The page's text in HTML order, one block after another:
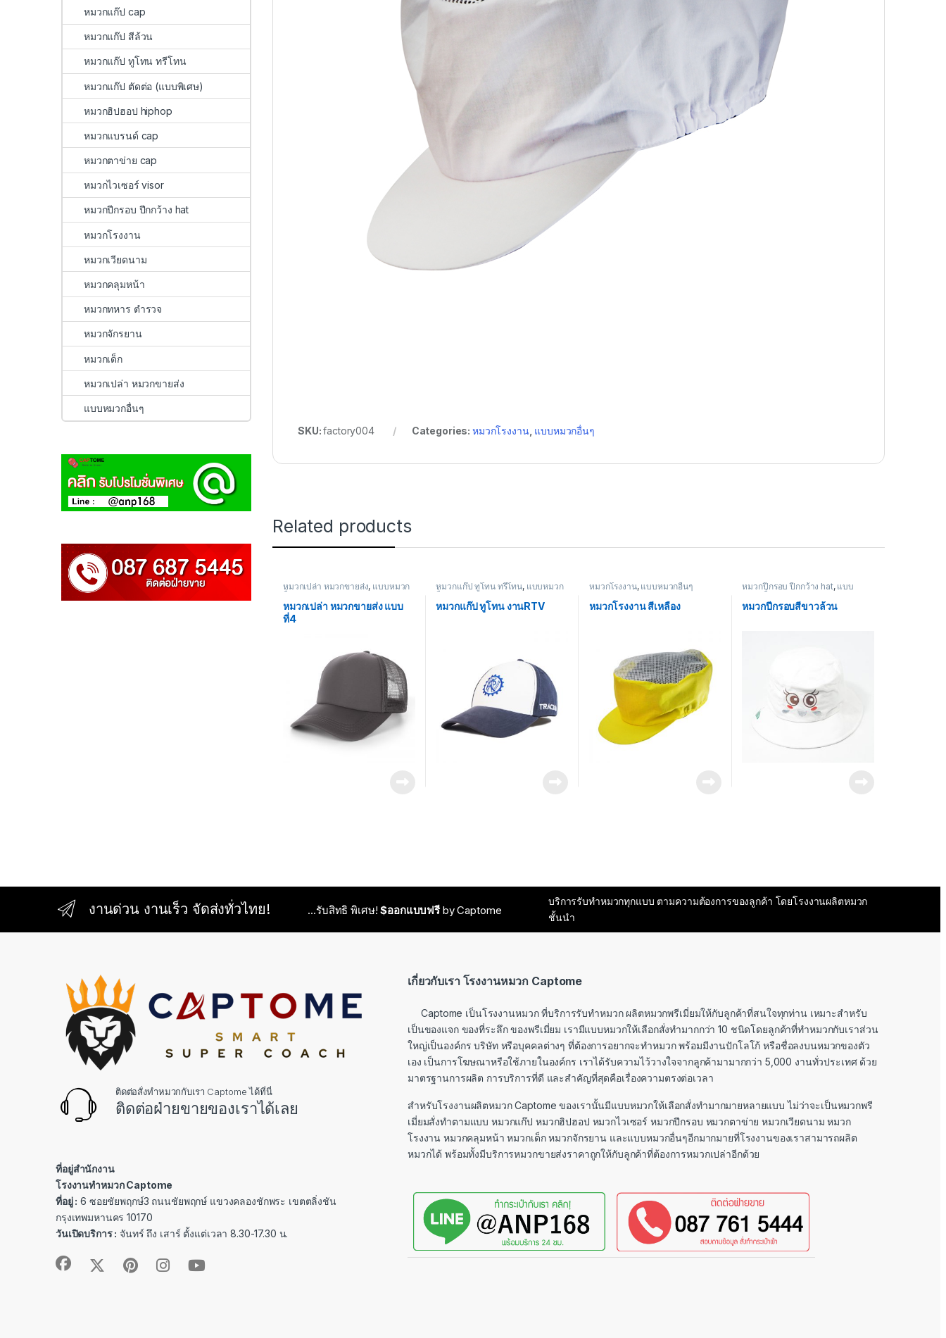
SKU:factory004 Categories: หมวกโรงงาน, แบบหมวกอื่นๆ
Related products
หมวกเปล่า หมวกขายส่ง, แบบหมวก
อื่นๆ
หมวกเปล่า หมวกขายส่ง แบบ
ที่4
หมวกแก๊ป ทูโทน ทรีโทน, แบบหมวก
อื่นๆ
หมวกแก๊ป ทูโทน งานRTV
หมวกโรงงาน, แบบหมวกอื่นๆ
หมวกโรงงาน สีเหลือง
หมวกปีกรอบ ปีกกว้าง hat, แบบ
หมวกอื่นๆ
หมวกปีกรอบสีขาวล้วน
หมวกแก๊ป cap
หมวกแก๊ป สีล้วน
หมวกแก๊ป ทูโทน ทรีโทน
หมวกแก๊ป ตัดต่อ (แบบพิเศษ)
หมวกฮิปฮอป hiphop
หมวกแบรนด์ cap
หมวกตาข่าย cap
หมวกไวเซอร์ visor
หมวกปีกรอบ ปีกกว้าง hat
หมวกโรงงาน
หมวกเวียดนาม
หมวกคลุมหน้า
หมวกทหาร ตำรวจ
หมวกจักรยาน
หมวกเด็ก
หมวกเปล่า หมวกขายส่ง
แบบหมวกอื่นๆ
งานด่วน งานเร็ว จัดส่งทั่วไทย! ...รับสิทธิ พิเศษ!$ออกแบบฟรีby Captome
บริการรับทำหมวกทุกแบบ ตามความต้องการของลูกค้า โดยโรงงานผลิตหมวก
ชั้นนำ
ติดต่อสั่งทำหมวกกับเรา Captome ได้ที่นี่
ติดต่อฝ่ายขายของเราได้เลย
ที่อยู่สำนักงาน
โรงงานทำหมวก Captome
ที่อยู่ : 6 ซอยชัยพฤกษ์3 ถนนชัยพฤกษ์ แขวงคลองชักพระ เขตตลิ่งชัน
กรุงเทพมหานคร 10170
วันเปิดบริการ : จันทร์ ถึง เสาร์ ตั้งแต่เวลา 8.30-17.30 น.
เกี่ยวกับเรา โรงงานหมวก Captome
Captome เป็นโรงงานหมวก ที่บริการรับทำหมวก ผลิตหมวกพรีเมี่ยมให้กับลูกค้าที่สนใจทุกท่าน เหมาะสำหรับ
เป็นของแจก ของที่ระลึก ของพรีเมี่ยม เรามีแบบหมวกให้เลือกสั่งทำมากกว่า 10 ชนิดโดยลูกค้าที่ทำหมวกกับเราส่วน
ใหญ่เป็นองค์กร บริษัท หรือบุคคลต่างๆ ที่ต้องการอยากจะทำหมวก พร้อมมีงานปักโลโก้ หรือชื่อลงบนหมวกของตัว
เอง เป็นการโฆษณาหรือใช้ภายในองค์กร เราได้รับความไว้วางใจจากลูกค้ามามากกว่า 5,000 งานทั่วประเทศ ด้วย
มาตรฐานการผลิต การบริการที่ดี และสำคัญที่สุดคือเรื่องความตรงต่อเวลา
สำหรับโรงงานผลิตหมวก Captome ของเรานั้นมีแบบหมวกให้เลือกสั่งทำมากมายหลายแบบ ไม่ว่าจะเป็นหมวกพรี
เมี่ยมสั่งทำตามแบบ หมวกแก๊ป หมวกฮิปฮอป หมวกไวเซอร์ หมวกปีกรอบ หมวกตาข่าย หมวกเวียดนาม หมวก
โรงงาน หมวกคลุมหน้า หมวกเด็ก หมวกจักรยาน และแบบหมวกอื่นๆอีกมากมายที่โรงงานของเราสามารถผลิต
หมวกได้ พร้อมทั้งมีบริการหมวกขายส่งราคาถูกให้กับลูกค้าที่ต้องการหมวกเปล่าอีกด้วย